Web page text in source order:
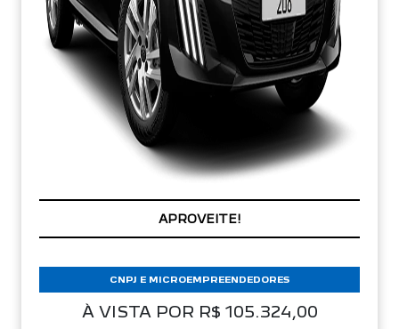
PREÇOS REDUZIDOS
À VISTA POR R$ 105.324,00
CNPJ E MICROEMPREENDEDORES